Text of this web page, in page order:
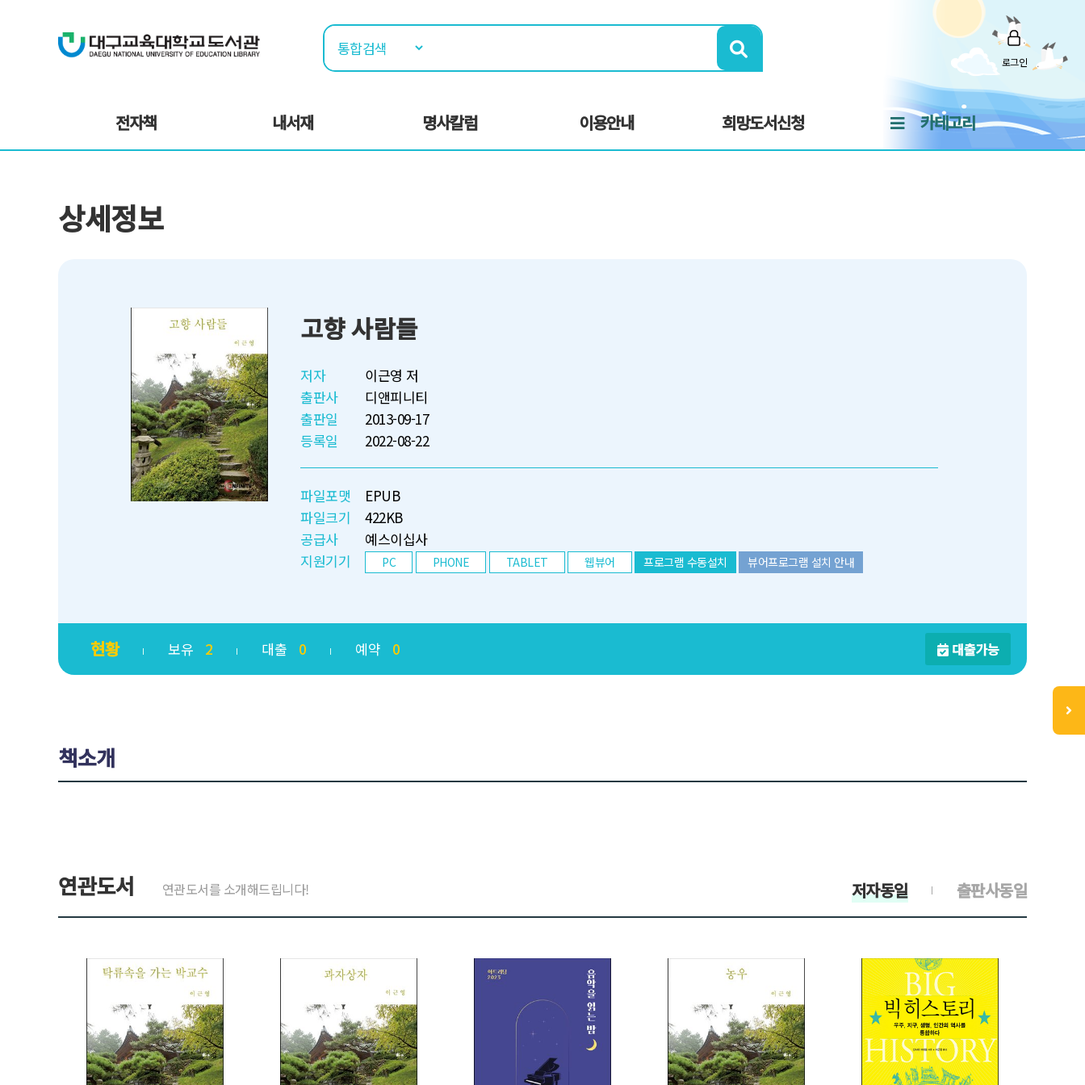
로그인
전자책 내서재 명사칼럼 이용안내 희망도서신청 카테고리
상세정보
고향 사람들
저자
이근영 저
출판사
디앤피니티
출판일
2013-09-17
등록일
2022-08-22
파일포맷
EPUB
파일크기
422KB
공급사
예스이십사
지원기기
PC PHONE TABLET 웹뷰어 프로그램 수동설치 뷰어프로그램 설치 안내
현황 보유 2 대출 0 예약 0 대출가능
책소개
연관도서 연관도서를 소개해드립니다! 출판사동일
저자동일